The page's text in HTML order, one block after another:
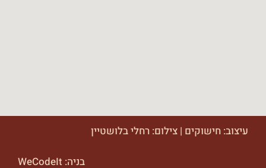
עיצוב: חישוקים | צילום: רחלי בלושטיין
בניה: WeCodeIt